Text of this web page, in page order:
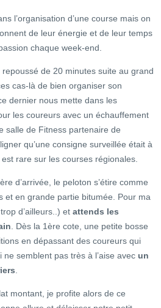
l’organisation d’une course mais on
de leur énergie et de leur temps
chaque week-end.
de 20 minutes suite au grand
cas-là de bien organiser son
dernier nous mette dans les
les coureurs avec un échauffement
salle de Fitness partenaire de
qu’une consigne surveillée était à
rare sur les courses régionales.
d’arrivée, le peloton s’étire comme
et en grande partie bitumée. Pour ma
d’ailleurs..) et attends les
. Dès la 1ère cote, une petite bosse
en dépassant des coureurs qui
semblent pas très à l’aise avec un
montant, je profite alors de ce